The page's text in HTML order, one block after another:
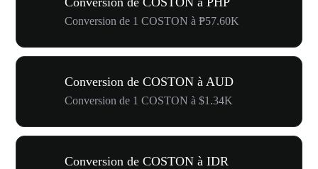
Conversion de 1 COSTON à ₱57.60K
Conversion de COSTON à AUD
Conversion de 1 COSTON à $1.34K
Conversion de COSTON à IDR